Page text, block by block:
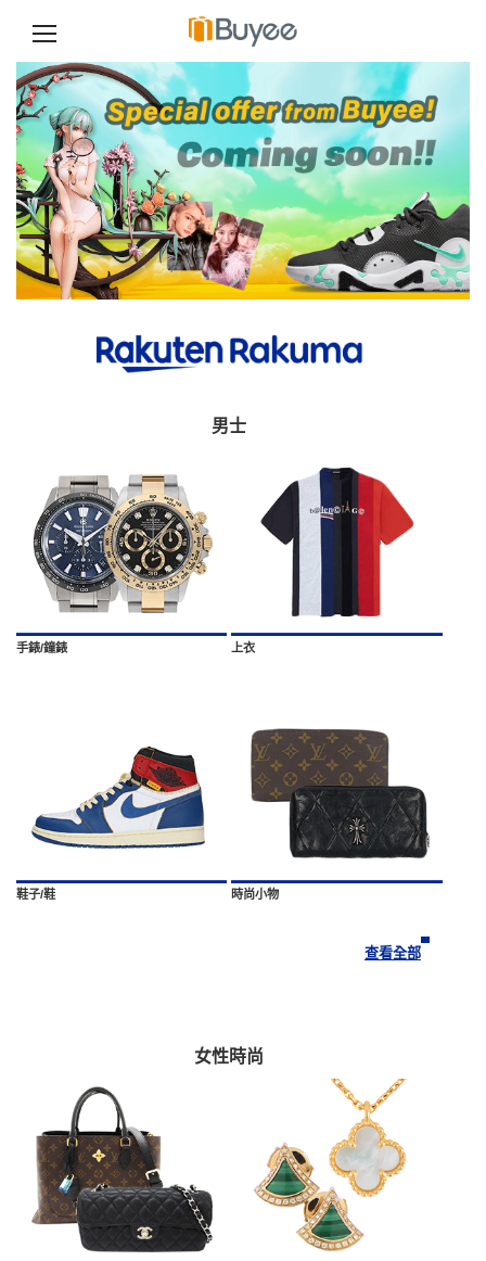
k
i
p
t
o
c
o
n
t
e
t
男士
手錶/鐘錶 上衣
鞋子/鞋 時尚小物
查看全部
女性時尚